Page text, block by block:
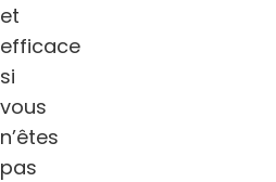
et
efficace
si
vous
n’êtes
pas